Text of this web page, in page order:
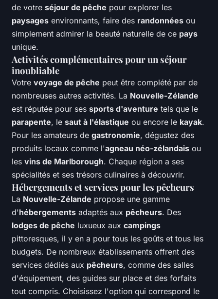
de votre séjour de pêche pour explorer les
paysages environnants, faire des randonnées ou
simplement admirer la beauté naturelle de ce pays
unique.
Activités complémentaires pour un séjour
inoubliable
Votre voyage de pêche peut être complété par de
nombreuses autres activités. La Nouvelle-Zélande
est réputée pour ses sports d'aventure tels que le
parapente, le saut à l'élastique ou encore le kayak.
Pour les amateurs de gastronomie, dégustez des
produits locaux comme l'agneau néo-zélandais ou
les vins de Marlborough. Chaque région a ses
spécialités et ses trésors culinaires à découvrir.
Hébergements et services pour les pêcheurs
La Nouvelle-Zélande propose une gamme
d'hébergements adaptés aux pêcheurs. Des
lodges de pêche luxueux aux campings
pittoresques, il y en a pour tous les goûts et tous les
budgets. De nombreux établissements offrent des
services dédiés aux pêcheurs, comme des salles
d'équipement, des guides sur place et des forfaits
tout compris. Choisissez l'option qui correspond le